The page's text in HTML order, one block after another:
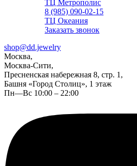
ТЦ Метрополис
8 (985) 090-02-15
ТЦ Океания
Заказать звонок
shop@dd.jewelry
Москва,
Москва-Сити,
Пресненская набережная 8, стр. 1,
Башня «Город Столиц», 1 этаж
Пн—Вс 10:00 – 22:00